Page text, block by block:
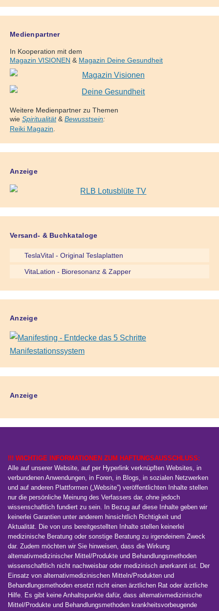
Medienpartner
In Kooperation mit dem
Magazin VISIONEN & Magazin Deine Gesundheit
Weitere Medienpartner zu Themen
wie Spiritualität& Bewusstsein:
Reiki Magazin.
Anzeige
Versand- & Buchkataloge
TeslaVital - Original Teslaplatten
VitaLation - Bioresonanz & Zapper
Anzeige
Anzeige
!!! WICHTIGE INFORMATIONEN ZUM HAFTUNGSAUSSCHLUSS:
Alle auf unserer Website, auf per Hyperlink verknüpften Websites, in
verbundenen Anwendungen, in Foren, in Blogs, in sozialen Netzwerken
und auf anderen Plattformen („Website”) veröffentlichten Inhalte stellen
nur die persönliche Meinung des Verfassers dar, ohne jedoch
wissenschaftlich fundiert zu sein. In Bezug auf diese Inhalte geben wir
keinerlei Garantien unter anderem hinsichtlich Richtigkeit und
Aktualität. Die von uns bereitgestellten Inhalte stellen keinerlei
medizinische Beratung oder sonstige Beratung zu irgendeinem Zweck
dar. Zudem möchten wir Sie hinweisen, dass die Wirkung
alternativmedizinischer Mittel/Produkte und Behandlungsmethoden
wissenschaftlich nicht nachweisbar oder medizinisch anerkannt ist. Der
Einsatz von alternativmedizinischen Mitteln/Produkten und
Behandlungsmethoden ersetzt nicht einen ärztlichen Rat oder ärztliche
Hilfe. Es gibt keine Anhaltspunkte dafür, dass alternativmedizinische
Mittel/Produkte und Behandlungsmethoden krankheitsvorbeugende